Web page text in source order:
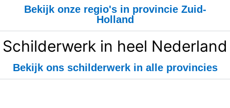
Bekijk onze regio's in provincie Zuid-
Holland
Schilderwerk in heel Nederland
Bekijk ons schilderwerk in alle provincies